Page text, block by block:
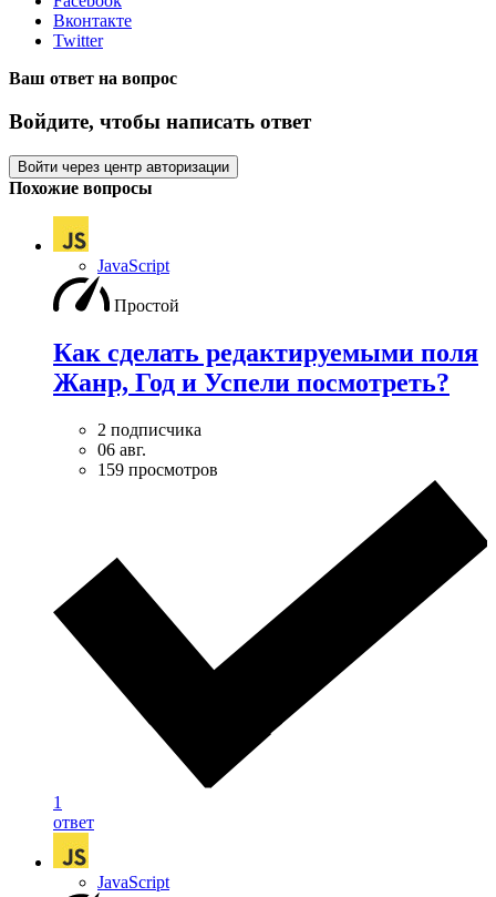
Вконтакте
Twitter
Ваш ответ на вопрос
Войдите, чтобы написать ответ
Войти через центр авторизации
Похожие вопросы
JavaScript
Простой
Как сделать редактируемыми поля
Жанр, Год и Успели посмотреть?
2 подписчика
06 авг.
159 просмотров
1
ответ
JavaScript